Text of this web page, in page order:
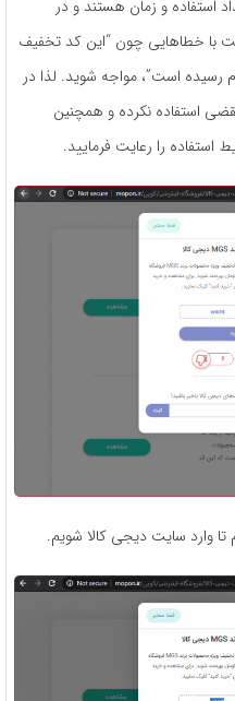
استفاده و زمان هستند و در
با خطاهایی چون “این کد تخفیف
رسیده است”، مواجه شوید. لذا در
استفاده نکرده و همچنین
استفاده را رعایت فرمایید.
وارد سایت دیجی کالا شویم.